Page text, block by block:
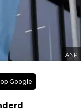
ANP
Google